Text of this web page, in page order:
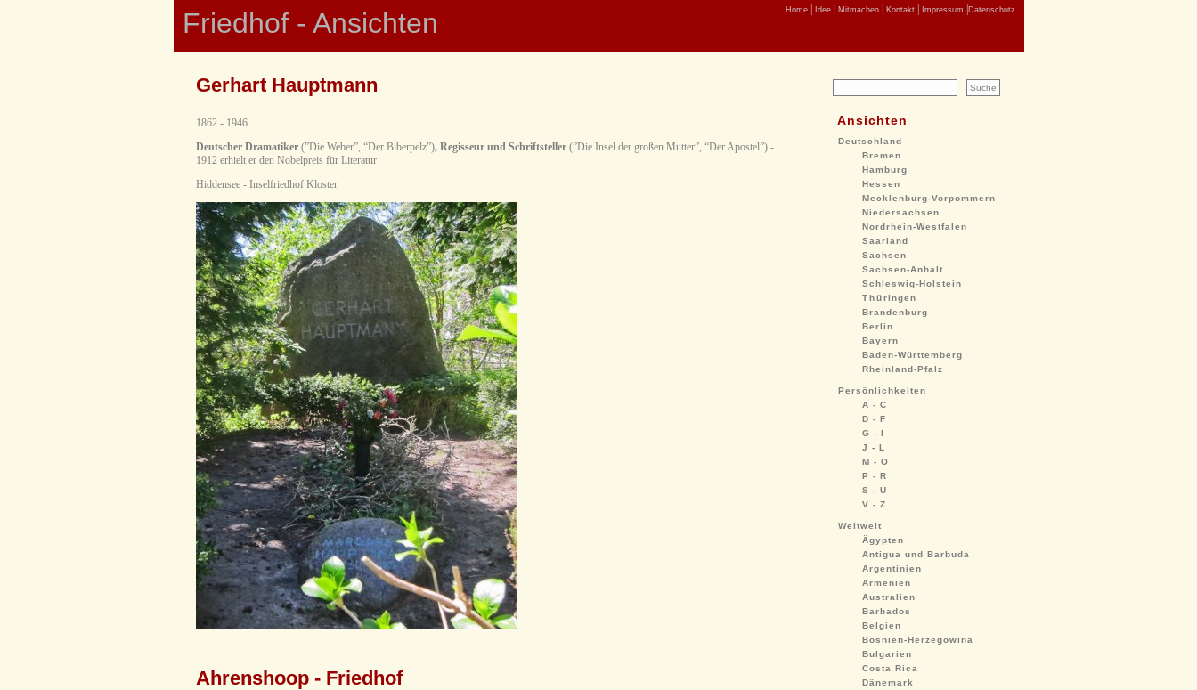
Friedhof - Ansichten Home Idee Mitmachen Kontakt Impressum Datenschutz
Gerhart Hauptmann
1862 - 1946
Deutscher Dramatiker(”Die Weber”, “Der Biberpelz”), Regisseur und Schriftsteller(”Die Insel der großen Mutter”, “Der Apostel”) -
1912 erhielt er den Nobelpreis für Literatur
Hiddensee - Inselfriedhof Kloster
Ahrenshoop - Friedhof
Ansichten
Deutschland
Bremen
Hamburg
Hessen
Mecklenburg-Vorpommern
Niedersachsen
Nordrhein-Westfalen
Saarland
Sachsen
Sachsen-Anhalt
Schleswig-Holstein
Thüringen
Brandenburg
Berlin
Bayern
Baden-Württemberg
Rheinland-Pfalz
Persönlichkeiten
A - C
D - F
G - I
J - L
M - O
P - R
S - U
V - Z
Weltweit
Ägypten
Antigua und Barbuda
Argentinien
Armenien
Australien
Barbados
Belgien
Bosnien-Herzegowina
Bulgarien
Costa Rica
Dänemark